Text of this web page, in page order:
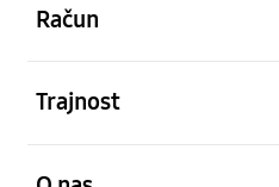
Račun
Trajnost